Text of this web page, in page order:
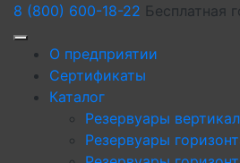
8 (800) 600-18-22 Бесплатная
О предприятии
Сертификаты
Каталог
Резервуары
Резервуары